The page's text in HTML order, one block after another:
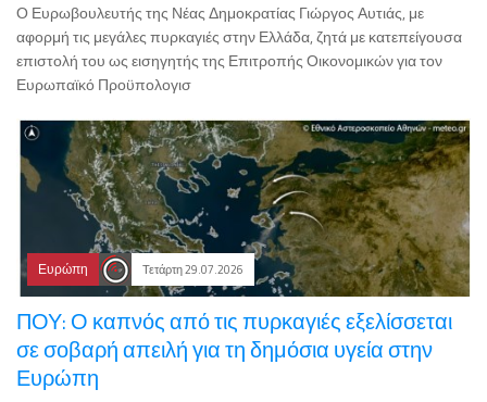
Ο Ευρωβουλευτής της Νέας Δημοκρατίας Γιώργος Αυτιάς, με
αφορμή τις μεγάλες πυρκαγιές στην Ελλάδα, ζητά με κατεπείγουσα
επιστολή του ως εισηγητής της Επιτροπής Οικονομικών για τον
Ευρωπαϊκό Προϋπολογισ
Ευρώπη Τετάρτη 29.07.2026
ΠΟΥ: Ο καπνός από τις πυρκαγιές εξελίσσεται
σε σοβαρή απειλή για τη δημόσια υγεία στην
Ευρώπη